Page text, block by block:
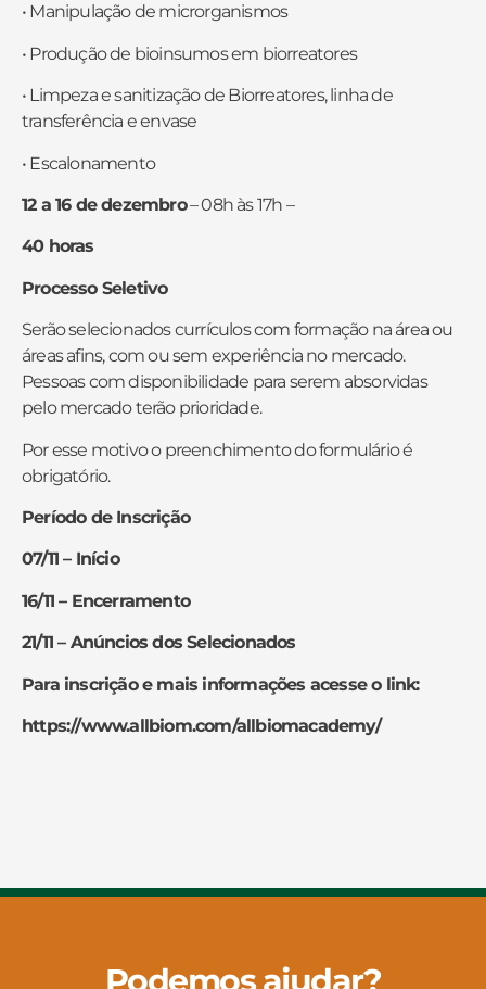
• Manipulação de microrganismos
• Produção de bioinsumos em biorreatores
• Limpeza e sanitização de Biorreatores, linha de
transferência e envase
• Escalonamento
12 a 16 de dezembro–08h às 17h –
40 horas
Processo Seletivo
Serão selecionados currículos com formação na área ou
áreas afins, com ou sem experiência no mercado.
Pessoas com disponibilidade para serem absorvidas
pelo mercado terão prioridade.
Por esse motivo o preenchimento do formulário é
obrigatório.
Período de Inscrição
07/11 – Início
16/11 – Encerramento
21/11 – Anúncios dos Selecionados
Para inscrição e mais informações acesse o link:
https://www.allbiom.com/allbiomacademy/
Podemos ajudar?